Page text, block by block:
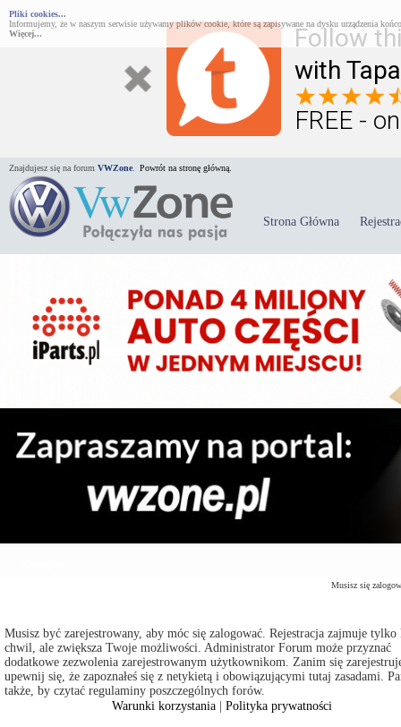
Follow
with
FREE -
Pliki cookies...
Informujemy, że w naszym serwisie używamy plików cookie, które są zapisywane na dysku urządzenia
Więcej...
Znajdujesz się na forum VWZone Powrót na stronę główną.
Strona Główna
Musisz się
Musisz być zarejestrowany, aby móc się zalogować. Rejestracja zajmuje
chwil, ale zwiększa Twoje możliwości. Administrator Forum może przyznać
dodatkowe zezwolenia zarejestrowanym użytkownikom. Zanim się
upewnij się, że zapoznałeś się z netykietą i obowiązującymi tutaj zasadami.
także, by czytać regulaminy poszczególnych forów.
Warunki korzystania |Polityka prywatności